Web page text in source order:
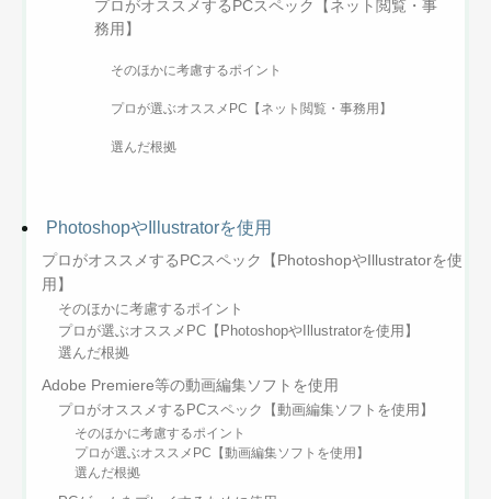
プロがオススメするPCスペック【ネット閲覧・事
務用】
そのほかに考慮するポイント
プロが選ぶオススメPC【ネット閲覧・事務用】
選んだ根拠
PhotoshopやIllustratorを使用
プロがオススメするPCスペック【PhotoshopやIllustratorを使
用】
そのほかに考慮するポイント
プロが選ぶオススメPC【PhotoshopやIllustratorを使用】
選んだ根拠
Adobe Premiere等の動画編集ソフトを使用
プロがオススメするPCスペック【動画編集ソフトを使用】
そのほかに考慮するポイント
プロが選ぶオススメPC【動画編集ソフトを使用】
選んだ根拠